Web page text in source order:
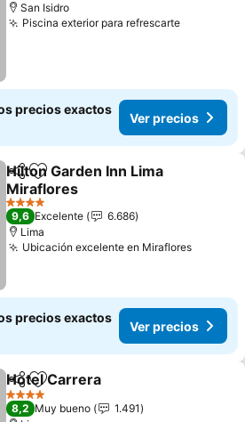
San Isidro
Piscina exterior para refrescarteVer
precios exactos
Ver precios
CompartirAgregar a favoritos
Hilton Garden Inn Lima
Miraflores
Ver precios
4 Estrellas
9,6 Excelente
6.686
Lima
Ubicación excelente en MirafloresVer
precios exactos
Ver precios
CompartirAgregar a favoritos
Hotel Carrera
4 Estrellas
8,2 Muy bueno
1.491